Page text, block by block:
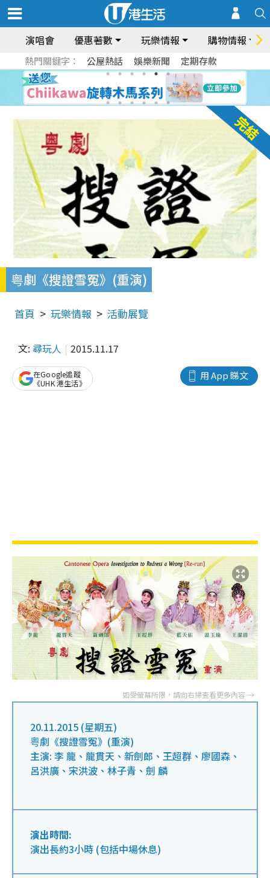
演唱會 優惠著數 玩樂情報 購物情報
熱門關鍵字： 公屋熱話 娛樂新聞 定期存款
粤劇《搜證雪冤》(重演)
首頁 玩樂情報 活動展覽
文: 尋玩人 2015.11.17
用 App 睇文
在Google追蹤
《UHK 港生活》
20.11.2015 (星期五)
粤劇《搜證雪冤》(重演)
主演: 李 龍、龍貫天、新劍郎、王超群、廖國森、
呂洪廣、宋洪波、林子青、劍 麟
演出時間:
演出長約3小時 (包括中場休息)